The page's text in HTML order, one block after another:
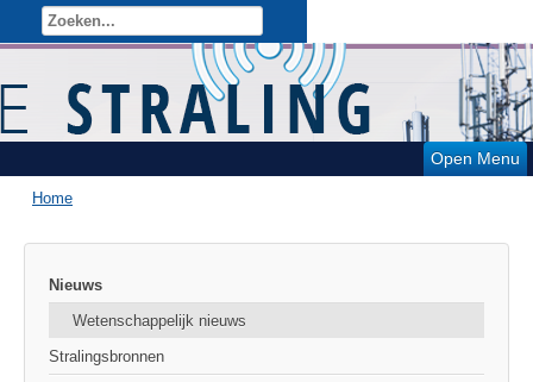
Open Menu
Home
Nieuws
Wetenschappelijk nieuws
Stralingsbronnen